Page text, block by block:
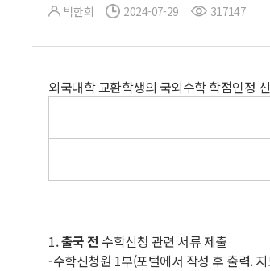
박한희 2024-07-29 317147
외국대학 교환학생의 국외수학 학점인정
1.출국 전 수학신청 관련 서류 제출
-수학신청원 1부(포털에서 작성 후 출력.